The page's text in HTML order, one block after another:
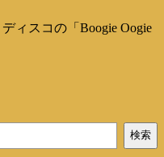
ィスコの「Boogie Oogie
検索